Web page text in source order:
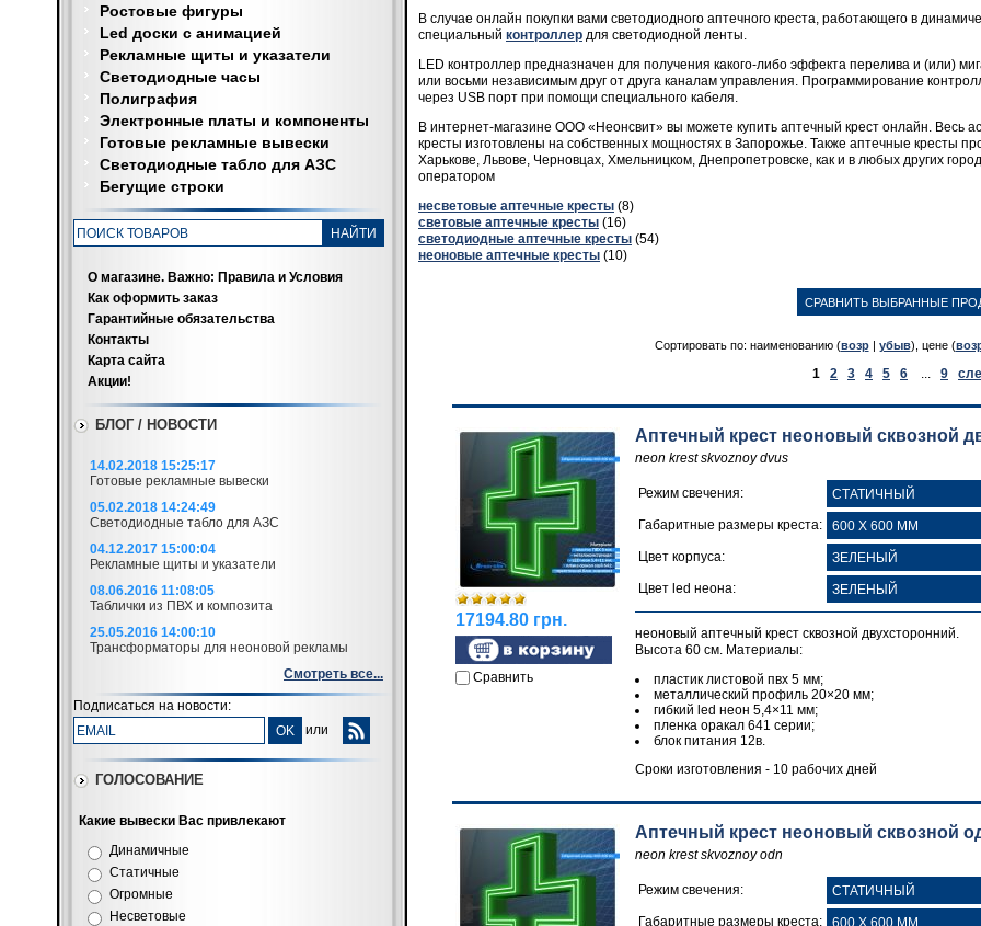
Ростовые фигуры
Led доски с анимацией
Рекламные щиты и указатели
Светодиодные часы
Полиграфия
Электронные платы и компоненты
Готовые рекламные вывески
Светодиодные табло для АЗС
Бегущие строки
О магазине. Важно: Правила и Условия
Как оформить заказ
Гарантийные обязательства
Контакты
Карта сайта
Акции!
БЛОГ / НОВОСТИ
14.02.2018 15:25:17
Готовые рекламные вывески
05.02.2018 14:24:49
Светодиодные табло для АЗС
04.12.2017 15:00:04
Рекламные щиты и указатели
08.06.2016 11:08:05
Таблички из ПВХ и композита
25.05.2016 14:00:10
Трансформаторы для неоновой рекламы
Смотреть все...
Подписаться на новости:
или
ГОЛОСОВАНИЕ
Какие вывески Вас привлекают
Динамичные
Статичные
Огромные
Несветовые
В случае онлайн покупки вами светодиодного аптечного креста, работающего в
специальный контроллер для светодиодной ленты.
LED контроллер предназначен для получения какого-либо эффекта перелива и (или)
или восьми независимым друг от друга каналам управления. Программирование
через USB порт при помощи специального кабеля.
В интернет-магазине OOO «Неонсвит» вы можете купить аптечный крест онлайн. Весь
кресты изготовлены на собственных мощностях в Запорожье. Также аптечные кресты
Харькове, Львове, Черновцах, Хмельницком, Днепропетровске, как и в любых других
оператором
несветовые аптечные кресты (8)
световые аптечные кресты (16)
светодиодные аптечные кресты (54)
неоновые аптечные кресты (10)
Сортировать по: наименованию (возр| убыв), цене (
1 2 3 4 5 6 ... 9
17194.80 грн.
Сравнить
Аптечный крест неоновый сквозной
neon krest skvoznoy dvus
Режим свечения:
Габаритные размеры креста:
Цвет корпуса:
Цвет led неона:
неоновый аптечный крест сквозной двухсторонний.
Высота 60 см. Материалы:
пластик листовой пвх 5 мм;
металлический профиль 20×20 мм;
гибкий led неон 5,4×11 мм;
пленка оракал 641 серии;
блок питания 12в.
Сроки изготовления - 10 рабочих дней
Аптечный крест неоновый сквозной
neon krest skvoznoy odn
Режим свечения:
Габаритные размеры креста: